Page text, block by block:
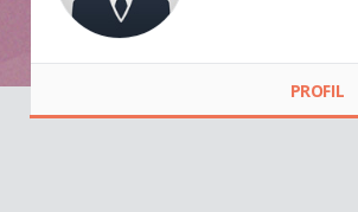
PROFIL